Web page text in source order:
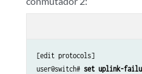
[edit protocols]
user@switch# set uplink-